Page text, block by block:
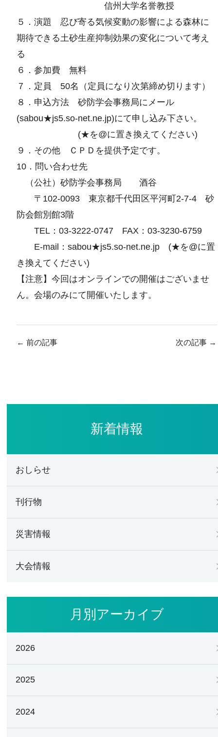
信州大学名誉教授
５．演題 忍び寄る気候変動の影響による森林に
期待できる土砂生産抑制効果の変化について考え
る
６．参加費 無料
７．定員 50名（定員になり次第締め切ります）
８．申込方法 砂防学会事務局にメール
(sabou★js5.so-net.ne.jp)にて申し込み下さい。
(★を@に置き換えてください)
９．その他 ＣＰＤを提供予定です。
10．問い合わせ先
（公社）砂防学会事務局 酒谷
〒102-0093 東京都千代田区平河町2‐7‐4 砂
防会館別館3階
TEL：03-3222-0747 FAX：03-3230-6759
E-mail：sabou★js5.so-net.ne.jp (★を@に置
き換えてください)
【注意】今回はオンラインでの開催はございませ
ん。会場のみにて開催いたします。
← 前の記事 次の記事 →
新着情報
おしらせ
刊行物
災害情報
大会情報
月別アーカイブ
2026
2025
2024